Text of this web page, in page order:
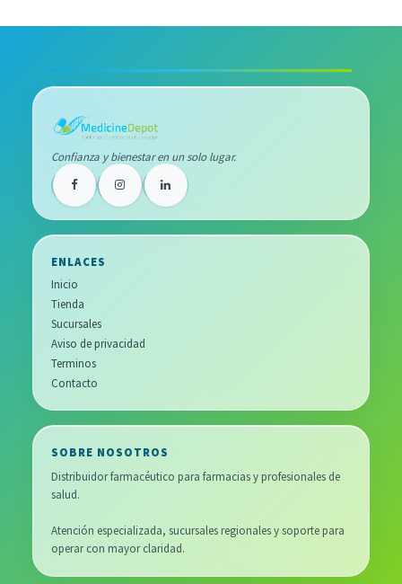
Confianza y bienestar en un solo lugar.
ENLACES
Inicio
Tienda
Sucursales
Aviso de privacidad
Terminos
Contacto
SOBRE NOSOTROS
Distribuidor farmacéutico para farmacias y profesionales de
salud.
Atención especializada, sucursales regionales y soporte para
operar con mayor claridad.